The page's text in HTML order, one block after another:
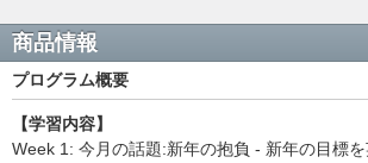
商品情報
プログラム概要
【学習内容】
Week 1: 今月の話題:新年の抱負 - 新年の目標